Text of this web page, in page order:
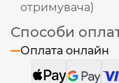
отримувача)
Способи
Оплата онлайн